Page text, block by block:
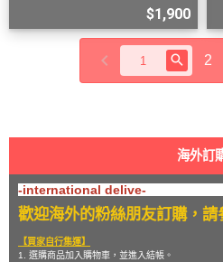
$1,900
2
海外訂
-international delive-
歡迎海外的粉絲朋友訂購，請
【買家自行集運】
1. 選購商品加入購物車，並進入結帳。